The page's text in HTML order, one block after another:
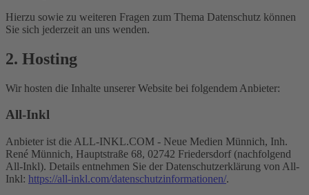
Hierzu sowie zu weiteren Fragen zum Thema Datenschutz können
Sie sich jederzeit an uns wenden.
2. Hosting
Wir hosten die Inhalte unserer Website bei folgendem Anbieter:
All-Inkl
Anbieter ist die ALL-INKL.COM - Neue Medien Münnich, Inh.
René Münnich, Hauptstraße 68, 02742 Friedersdorf (nachfolgend
All-Inkl). Details entnehmen Sie der Datenschutzerklärung von All-
Inkl: https://all-inkl.com/datenschutzinformationen/.